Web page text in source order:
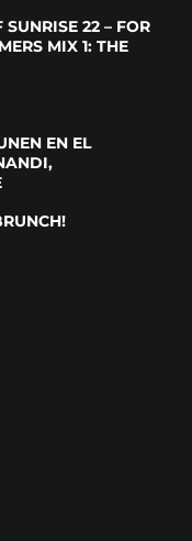
SUNRISE 22 – FOR
MIX 1: THE
EN EL